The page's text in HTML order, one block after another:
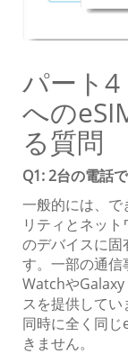
パート
への
る質問
Q1: 2台の電話
一般的には、で
リティとネッ
のデバイスに固
す。一部の通
Watchや
スを提供して
同時に全く同
きません。